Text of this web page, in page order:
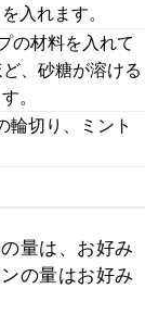
入れます。
の材料を入れて
、砂糖が溶ける
。
輪切り、ミント
量は、お好み
の量はお好み